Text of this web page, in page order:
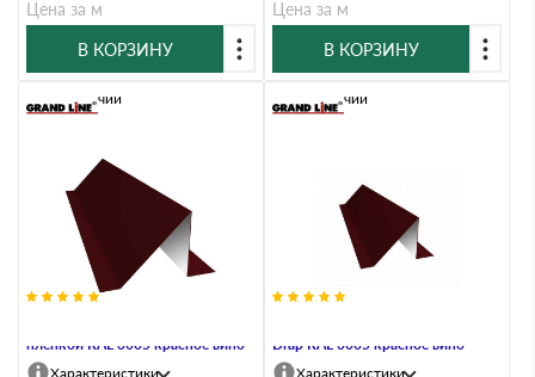
Цена за м
В КОРЗИНУ
Цена за м
В КОРЗИНУ
пленкой RAL 3005 красное вино
В наличии
Характеристики
Drap RAL 3005 красное вино
В наличии
Характеристики